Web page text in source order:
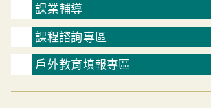
課業輔導
課程諮詢專區
戶外教育填報專區